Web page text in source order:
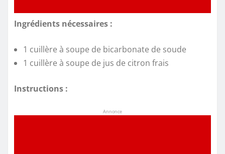
Ingrédients nécessaires :
1 cuillère à soupe de bicarbonate de soude
1 cuillère à soupe de jus de citron frais
Instructions :
Annonce